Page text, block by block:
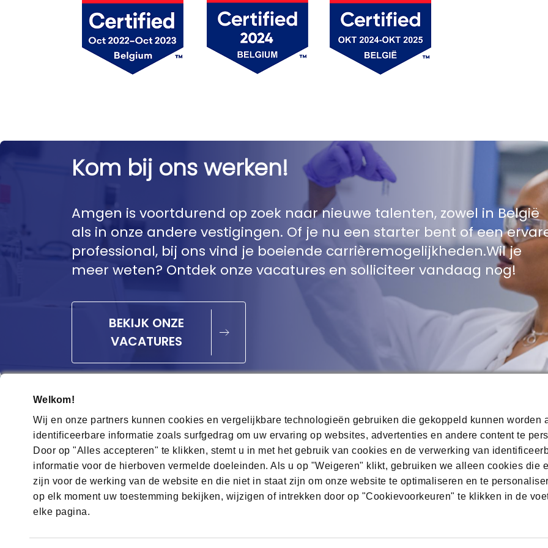
Welkom!
Wij en onze partners kunnen cookies en vergelijkbare technologieën gebruiken die gekoppeld kunnen worden
identificeerbare informatie zoals surfgedrag om uw ervaring op websites, advertenties en andere content te
Door op "Alles accepteren" te klikken, stemt u in met het gebruik van cookies en de verwerking van
informatie voor de hierboven vermelde doeleinden. Als u op "Weigeren" klikt, gebruiken we alleen cookies die
zijn voor de werking van de website en die niet in staat zijn om onze website te optimaliseren en te
op elk moment uw toestemming bekijken, wijzigen of intrekken door op "Cookievoorkeuren" te klikken in de
elke pagina.
Kom bij ons werken!
Amgen is voortdurend op zoek naar nieuwe talenten, zowel in België
als in onze andere vestigingen. Of je nu een starter bent of een
professional, bij ons vind je boeiende carrièremogelijkheden.Wil je
meer weten? Ontdek onze vacatures en solliciteer vandaag nog!
BEKIJK ONZE
VACATURES
ContactGebruiksvoorwaardenPrivacyverklaringCookie-informatieCookie MeldingSitemap
Visit and follow us on